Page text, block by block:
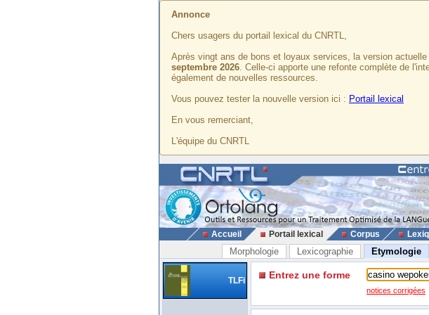
Annonce
Chers usagers du portail lexical du CNRTL,
Après vingt ans de bons et loyaux services, la version
septembre 2026. Celle-ci apporte une refonte complète de
également de nouvelles ressources.
Vous pouvez tester la nouvelle version ici : Portail lexical
En vous remerciant,
L'équipe du CNRTL
Accueil Portail lexical Corpus
Morphologie Lexicographie Etymologie
TLFi Entrez une forme
notices corrigées